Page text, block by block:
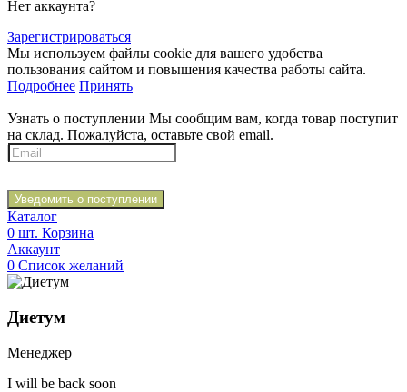
Нет аккаунта?
Зарегистрироваться
Мы используем файлы cookie для вашего удобства
пользования сайтом и повышения качества работы сайта.
Подробнее Принять
Узнать о поступлении Мы сообщим вам, когда товар поступит
на склад. Пожалуйста, оставьте свой email.
Уведомить о поступлении
Каталог
0 шт. Корзина
Аккаунт
0 Список желаний
Диетум
Менеджер
I will be back soon